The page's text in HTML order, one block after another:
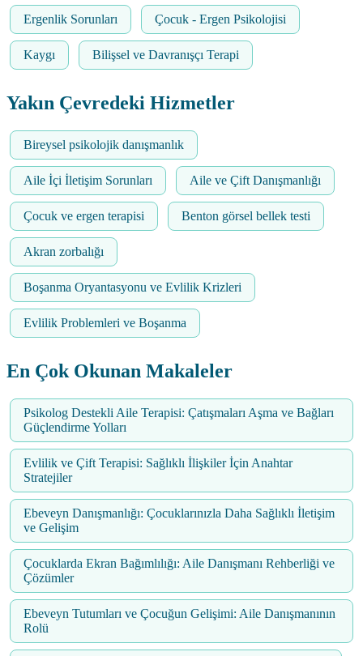
Ergenlik Sorunları Çocuk - Ergen Psikolojisi
Kaygı Bilişsel ve Davranışçı Terapi
Yakın Çevredeki Hizmetler
Bireysel psikolojik danışmanlık
Aile İçi İletişim Sorunları Aile ve Çift Danışmanlığı
Çocuk ve ergen terapisi Benton görsel bellek testi
Akran zorbalığı
Boşanma Oryantasyonu ve Evlilik Krizleri
Evlilik Problemleri ve Boşanma
En Çok Okunan Makaleler
Psikolog Destekli Aile Terapisi: Çatışmaları Aşma ve Bağları
Güçlendirme Yolları
Evlilik ve Çift Terapisi: Sağlıklı İlişkiler İçin Anahtar
Stratejiler
Ebeveyn Danışmanlığı: Çocuklarınızla Daha Sağlıklı İletişim
ve Gelişim
Çocuklarda Ekran Bağımlılığı: Aile Danışmanı Rehberliği ve
Çözümler
Ebeveyn Tutumları ve Çocuğun Gelişimi: Aile Danışmanının
Rolü